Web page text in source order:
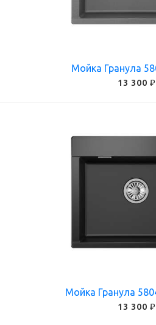
Мойка Гранула
13 300 ₽
Мойка Гранула
13 300 ₽